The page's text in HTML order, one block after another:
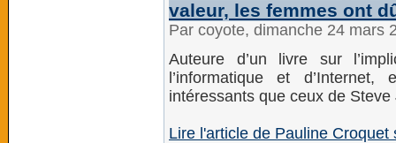
valeur, les femmes ont
Par coyote, dimanche 24 mars
Auteure d’un livre sur
l’informatique et
intéressants que ceux de
Lire l'article de Pauline Croquet